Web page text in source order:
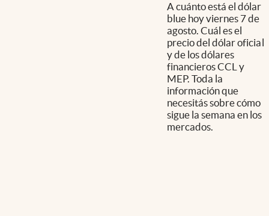
A cuánto está el dólar
blue hoy viernes 7 de
agosto. Cuál es el
precio del dólar oficial
y de los dólares
financieros CCL y
MEP. Toda la
información que
necesitás sobre cómo
sigue la semana en los
mercados.